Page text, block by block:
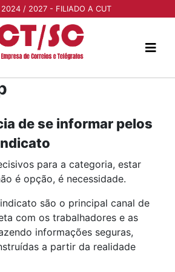
2024 / 2027 - FILIADO A CUT
de se informar pelos
para a categoria, estar
é opção, é necessidade.
são o principal canal de
com os trabalhadores e as
informações seguras,
a partir da realidade